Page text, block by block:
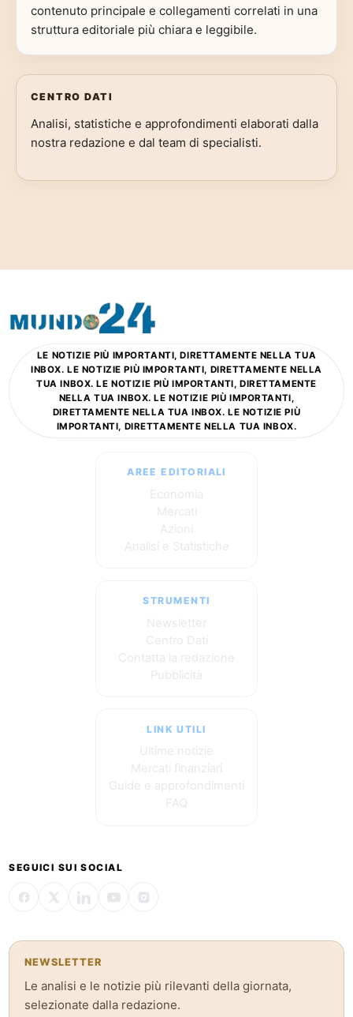
contenuto principale e collegamenti correlati in una
struttura editoriale più chiara e leggibile.
CENTRO DATI
Analisi, statistiche e approfondimenti elaborati dalla
nostra redazione e dal team di specialisti.
LE NOTIZIE PIÙ IMPORTANTI, DIRETTAMENTE NELLA TUA
INBOX. LE NOTIZIE PIÙ IMPORTANTI, DIRETTAMENTE NELLA
TUA INBOX. LE NOTIZIE PIÙ IMPORTANTI, DIRETTAMENTE
NELLA TUA INBOX. LE NOTIZIE PIÙ IMPORTANTI,
DIRETTAMENTE NELLA TUA INBOX. LE NOTIZIE PIÙ
IMPORTANTI, DIRETTAMENTE NELLA TUA INBOX.
AREE EDITORIALI
Economia
Mercati
Azioni
Analisi e Statistiche
STRUMENTI
Newsletter
Centro Dati
Contatta la redazione
Pubblicità
LINK UTILI
Ultime notizie
Mercati finanziari
Guide e approfondimenti
FAQ
SEGUICI SUI SOCIAL
NEWSLETTER
Le analisi e le notizie più rilevanti della giornata,
selezionate dalla redazione.